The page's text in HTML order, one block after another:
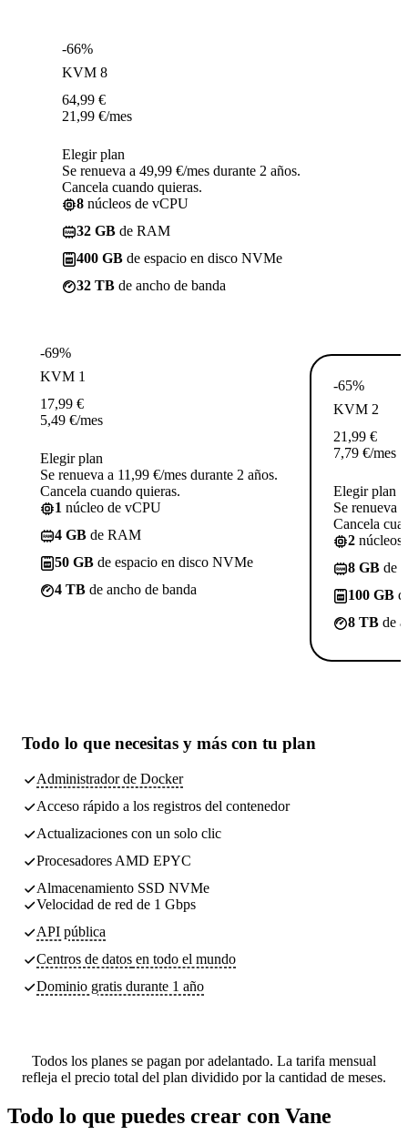
-66%
KVM 8
64,99 €
21,99 €/mes
Elegir plan
Se renueva a 49,99 €/mes durante 2 años.
Cancela cuando quieras.
8 núcleos de vCPU
32 GB de RAM
400 GB de espacio en disco NVMe
32 TB de ancho de banda
-69%
KVM 1
17,99 €
5,49 €/mes
Elegir plan
Se renueva a 11,99 €/mes durante 2 años.
Cancela cuando quieras.
1 núcleo de vCPU
4 GB de RAM
50 GB de espacio en disco NVMe
4 TB de ancho de banda
-65%
KVM 2
21,99 €
7,79 €/mes
Elegir plan
Se renueva
Cancela
2 núcleos
8 GB de
100 GB
8 TB de
Todo lo que necesitas y más con tu plan
Administrador de Docker
Acceso rápido a los registros del contenedor
Actualizaciones con un solo clic
Procesadores AMD EPYC
Almacenamiento SSD NVMe
Velocidad de red de 1 Gbps
API pública
Centros de datos en todo el mundo
Dominio gratis durante 1 año
Todos los planes se pagan por adelantado. La tarifa mensual
refleja el precio total del plan dividido por la cantidad de meses.
Todo lo que puedes crear con Vane